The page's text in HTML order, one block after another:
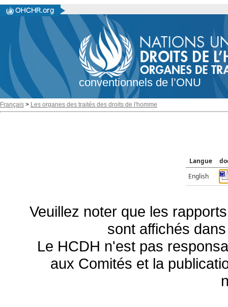
conventionnels de l’ONU
Français > Les organes des traités des droits de l'homme
Langue
English
Veuillez noter que les
sont affichés
Le HCDH n'est pas
aux Comités et la